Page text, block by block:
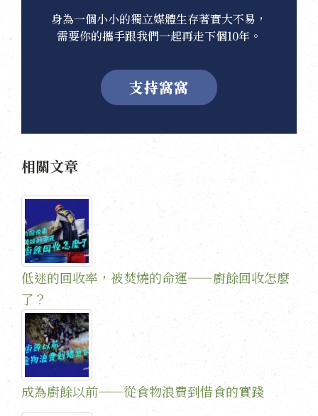
身為一個小小的獨立媒體生存著實大不易，
需要你的攜手跟我們一起再走下個10年。
支持窩窩
相關文章
低迷的回收率，被焚燒的命運——廚餘回收怎麼
了？
成為廚餘以前——從食物浪費到惜食的實踐